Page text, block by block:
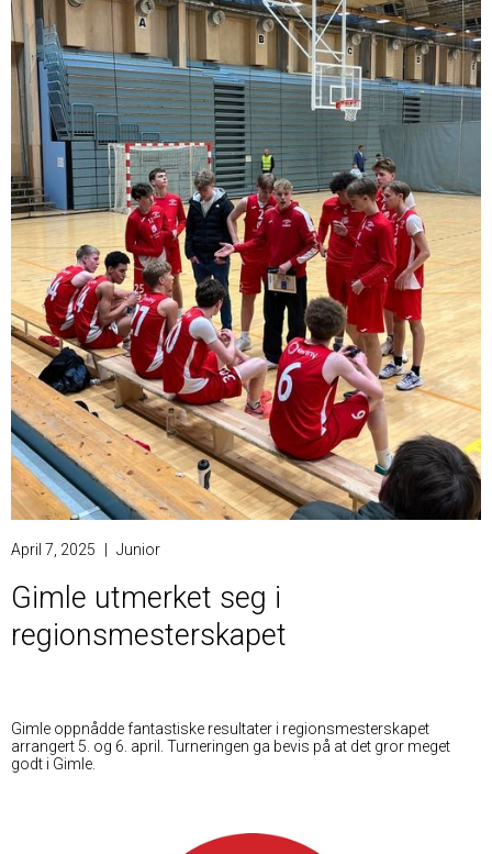
April 7, 2025 Junior
Gimle utmerket seg i
regionsmesterskapet
Gimle oppnådde fantastiske resultater i regionsmesterskapet
arrangert 5. og 6. april. Turneringen ga bevis på at det gror meget
godt i Gimle.